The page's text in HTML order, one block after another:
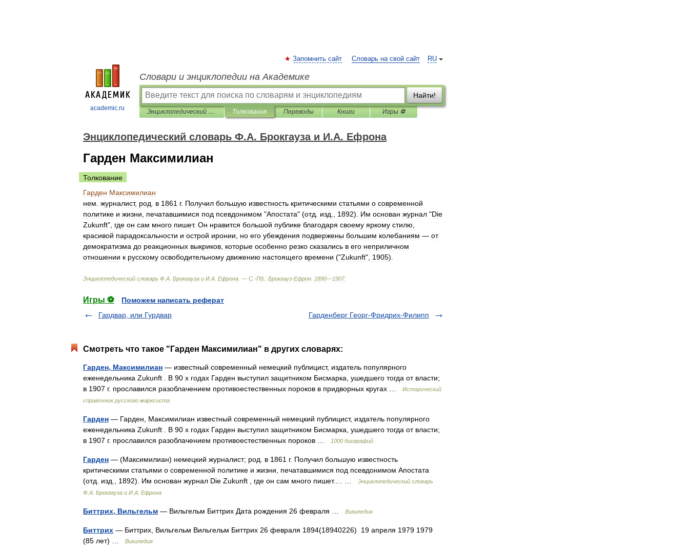
academic.ru
RU
Запомнить сайт Словарь на свой сайт
Словари и энциклопедии на Академике
Найти!
Энциклопедический словарь Ф.А. Брокгауза и И.А. Ефрона Толкования Переводы Книги Игры ⚽
Энциклопедический словарь Ф.А. Брокгауза и И.А. Ефрона
Гарден Максимилиан
Толкование
Гарден Максимилиан
нем журналист, род в 1861 г. Получил большую известность критическими статьями о современной
политике и жизни печатавшимися под псевдонимом "Апостата" (отд изд 1892). Им основан журнал "Die
Zukunft", где он сам много пишет. Он нравится большой публике благодаря своему яркому стилю
красивой парадоксальности и острой иронии но его убеждения подвержены большим колебаниям — от
демократизма до реакционных выкриков которые особенно резко сказались в его неприличном
отношении к русскому освободительному движению настоящего времени ("Zukunft", 1905).
Энциклопедический словарь Ф А Брокгауза и И А Ефрона . — С .-Пб. : Брокгауз-Ефрон 1890—1907.
Игры ⚽
Поможем написать реферат
Гардвар, или Гурдвар
Гарденберг Георг-Фридрих-Филипп
Смотреть что такое "Гарден Максимилиан" в других словарях:
Гарден, Максимилиан — известный современный немецкий публицист, издатель популярного
еженедельника Zukunft . В 90 х годах Гарден выступил защитником Бисмарка, ушедшего тогда от власти;
в 1907 г. прославился разоблачением противоестественных пороков в придворных кругах …
Исторический
справочник русского марксиста
Гарден — Гарден, Максимилиан известный современный немецкий публицист, издатель популярного
еженедельника Zukunft . В 90 х годах Гарден выступил защитником Бисмарка, ушедшего тогда от власти;
в 1907 г. прославился разоблачением противоестественных пороков …
1000 биографий
Гарден — (Максимилиан) немецкий журналист; род. в 1861 г. Получил большую известность
критическими статьями о современной политике и жизни, печатавшимися под псевдонимом Апостата
(отд. изд., 1892). Им основан журнал Die Zukunft , где он сам много пишет.… …
Энциклопедический словарь
Ф.А. Брокгауза и И.А. Ефрона
Биттрих, Вильгельм — Вильгельм Биттрих Дата рождения 26 февраля … Википедия
Биттрих — Биттрих, Вильгельм Вильгельм Биттрих 26 февраля 1894(18940226) 19 апреля 1979 1979
(85 лет) …
Википедия